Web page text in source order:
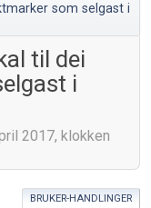
som selgast i
til dei
i
2017, klokken
BRUKER-HANDLINGER